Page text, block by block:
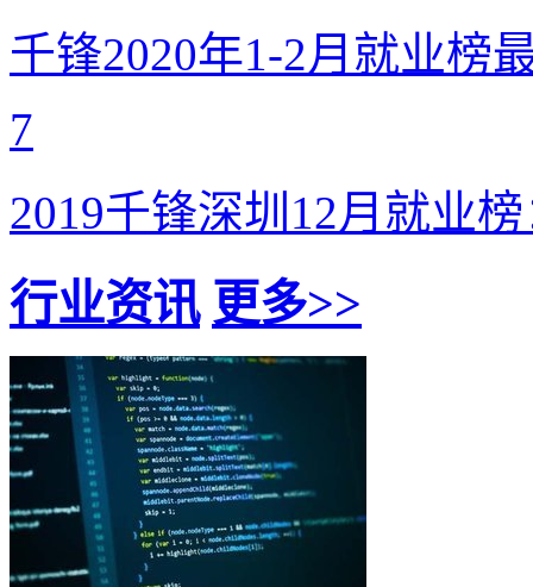
千锋2020年1-2月就业榜
7
2019千锋深圳12月就业
行业资讯 更多>>